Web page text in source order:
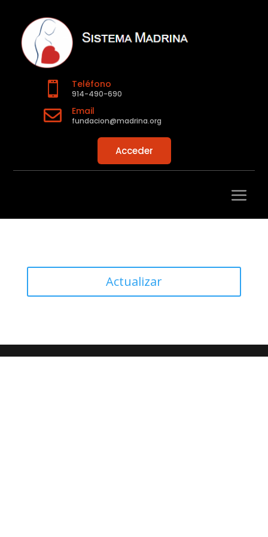
 Teléfono
914-490-690
 Email
fundacion@madrina.org
Acceder
Actualizar